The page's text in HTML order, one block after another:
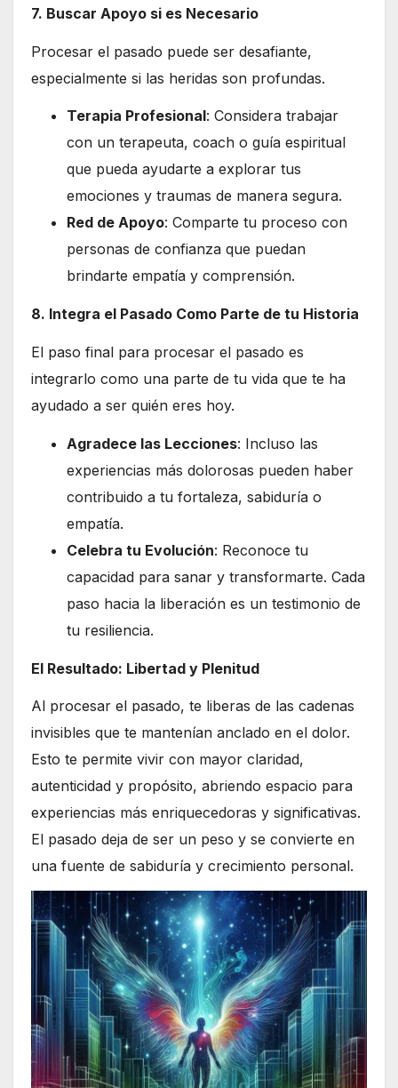
7. Buscar Apoyo si es Necesario
Procesar el pasado puede ser desafiante,
especialmente si las heridas son profundas.
Terapia Profesional: Considera trabajar
con un terapeuta, coach o guía espiritual
que pueda ayudarte a explorar tus
emociones y traumas de manera segura.
Red de Apoyo: Comparte tu proceso con
personas de confianza que puedan
brindarte empatía y comprensión.
8. Integra el Pasado Como Parte de tu Historia
El paso final para procesar el pasado es
integrarlo como una parte de tu vida que te ha
ayudado a ser quién eres hoy.
Agradece las Lecciones: Incluso las
experiencias más dolorosas pueden haber
contribuido a tu fortaleza, sabiduría o
empatía.
Celebra tu Evolución: Reconoce tu
capacidad para sanar y transformarte. Cada
paso hacia la liberación es un testimonio de
tu resiliencia.
El Resultado: Libertad y Plenitud
Al procesar el pasado, te liberas de las cadenas
invisibles que te mantenían anclado en el dolor.
Esto te permite vivir con mayor claridad,
autenticidad y propósito, abriendo espacio para
experiencias más enriquecedoras y significativas.
El pasado deja de ser un peso y se convierte en
una fuente de sabiduría y crecimiento personal.